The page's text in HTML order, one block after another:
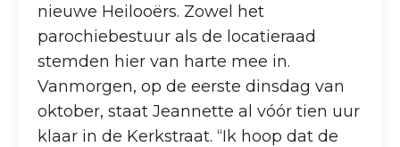
nieuwe Heilooërs. Zowel het
parochiebestuur als de locatieraad
stemden hier van harte mee in.
Vanmorgen, op de eerste dinsdag van
oktober, staat Jeannette al vóór tien uur
klaar in de Kerkstraat. “Ik hoop dat de